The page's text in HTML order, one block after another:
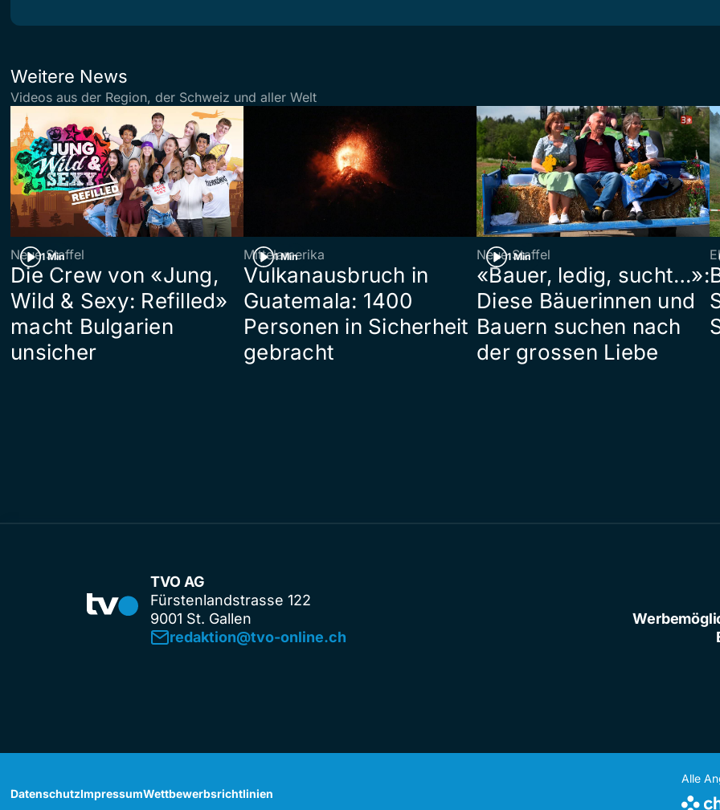
Weitere News
Videos aus der Region, der Schweiz und aller Welt
1 Min
Neue Staffel
Die Crew von «Jung,
Wild & Sexy: Refilled»
macht Bulgarien
unsicher
1 Min
Mittelamerika
Vulkanausbruch in
Guatemala: 1400
Personen in Sicherheit
gebracht
1 Min
Neue Staffel
«Bauer, ledig, sucht…»:
Diese Bäuerinnen und
Bauern suchen nach
der grossen Liebe
TVO AG
Fürstenlandstrasse 122
9001 St. Gallen
redaktion@tvo-online.ch
DatenschutzImpressumWettbewerbsrichtlinien
Alle